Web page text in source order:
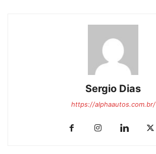
Sergio Dias
https://alphaautos.com.br/